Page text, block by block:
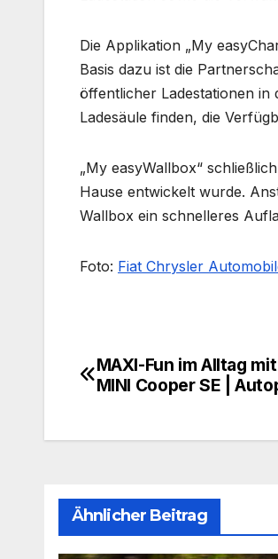
Die Applikation „My
Basis dazu ist die
öffentlicher Ladestationen in
Ladesäule finden, die
„My easyWallbox“
Hause entwickelt wurde.
Wallbox ein schnelleres
Foto: Fiat Chrysler
MAXI-Fun im Alltag
MINI Cooper SE |
Ähnlicher Beitrag